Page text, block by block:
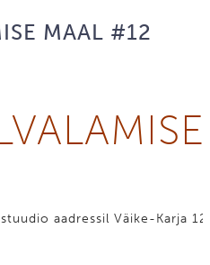
MAAL #12
aadressil Väike-Karja 12,